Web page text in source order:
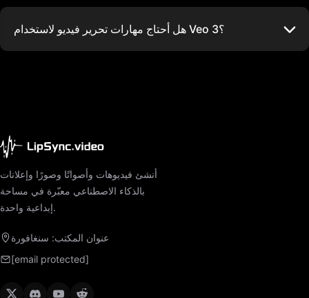
هل أحتاج مهارات تحرير فيديو لاستخدام Veo 3؟
أنشئ فيديوهات وأصواتًا وصورًا وإعلانات
بالذكاء الاصطناعي معبّرة في مساحة
إبداعية واحدة.
عنوان المكتب: سنغافورة
[email protected]